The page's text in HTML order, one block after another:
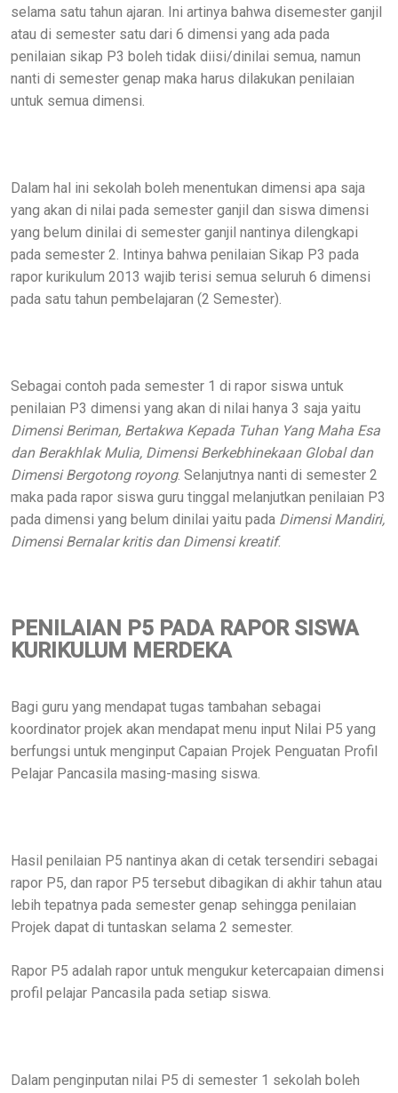
selama satu tahun ajaran. Ini artinya bahwa disemester ganjil
atau di semester satu dari 6 dimensi yang ada pada
penilaian sikap P3 boleh tidak diisi/dinilai semua, namun
nanti di semester genap maka harus dilakukan penilaian
untuk semua dimensi.
Dalam hal ini sekolah boleh menentukan dimensi apa saja
yang akan di nilai pada semester ganjil dan siswa dimensi
yang belum dinilai di semester ganjil nantinya dilengkapi
pada semester 2. Intinya bahwa penilaian Sikap P3 pada
rapor kurikulum 2013 wajib terisi semua seluruh 6 dimensi
pada satu tahun pembelajaran (2 Semester).
Sebagai contoh pada semester 1 di rapor siswa untuk
penilaian P3 dimensi yang akan di nilai hanya 3 saja yaitu
Dimensi Beriman, Bertakwa Kepada Tuhan Yang Maha Esa
dan Berakhlak Mulia, Dimensi Berkebhinekaan Global dan
Dimensi Bergotong royong. Selanjutnya nanti di semester 2
maka pada rapor siswa guru tinggal melanjutkan penilaian P3
pada dimensi yang belum dinilai yaitu pada Dimensi Mandiri,
Dimensi Bernalar kritis dan Dimensi kreatif.
PENILAIAN P5 PADA RAPOR SISWA
KURIKULUM MERDEKA
Bagi guru yang mendapat tugas tambahan sebagai
koordinator projek akan mendapat menu input Nilai P5 yang
berfungsi untuk menginput Capaian Projek Penguatan Profil
Pelajar Pancasila masing-masing siswa.
Hasil penilaian P5 nantinya akan di cetak tersendiri sebagai
rapor P5, dan rapor P5 tersebut dibagikan di akhir tahun atau
lebih tepatnya pada semester genap sehingga penilaian
Projek dapat di tuntaskan selama 2 semester.
Rapor P5 adalah rapor untuk mengukur ketercapaian dimensi
profil pelajar Pancasila pada setiap siswa.
Dalam penginputan nilai P5 di semester 1 sekolah boleh